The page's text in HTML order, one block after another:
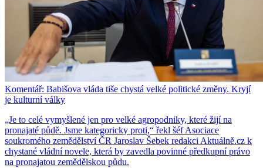
Komentář: Babišova vláda tiše chystá velké politické změny. Kryjí
je kulturní války
„Je to celé vymyšlené jen pro velké agropodniky, které žijí na
pronajaté půdě. Jsme kategoricky proti,“ řekl šéf Asociace
soukromého zemědělství ČR Jaroslav Šebek redakci Aktuálně.cz k
chystané vládní novele, která by zavedla povinné předkupní právo
na pronajatou zemědělskou půdu.